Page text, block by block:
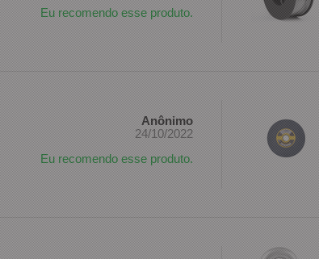
Eu recomendo esse produto.
Anônimo
24/10/2022
Eu recomendo esse produto.